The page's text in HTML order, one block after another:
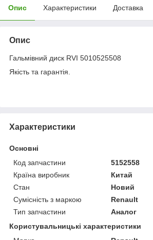
Опис Характеристики Доставка
Опис
Гальмівний диск RVI 5010525508
Якість та гарантія.
Характеристики
Основні
Код запчастини
5152558
Країна виробник
Китай
Стан
Новий
Сумісність з маркою
Renault
Тип запчастини
Аналог
Користувальницькі характеристики